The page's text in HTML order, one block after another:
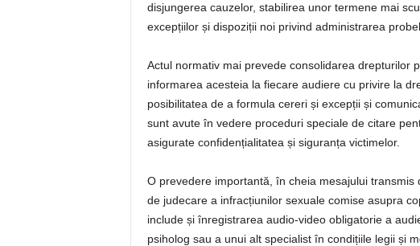
disjungerea cauzelor, stabilirea unor termene mai
excepțiilor și dispoziții noi privind administrarea
Actul normativ mai prevede consolidarea drepturilor
informarea acesteia la fiecare audiere cu privire la
posibilitatea de a formula cereri și excepții și
sunt avute în vedere proceduri speciale de citare
asigurate confidențialitatea și siguranța victimelor.
O prevedere importantă, în cheia mesajului
de judecare a infracțiunilor sexuale comise asupra
include și înregistrarea audio-video obligatorie a
psiholog sau a unui alt specialist în condițiile legii și